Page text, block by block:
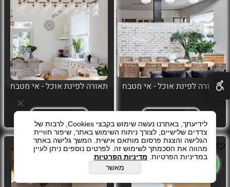
תאורה לפינת אוכל - אי מטבח תאורה לפינת אוכל - אי מטבח
✕
לידיעתך, באתרנו נעשה שימוש בקבצי Cookies, לרבות של
צדדים שלישיים, לצורך ניתוח השימוש באתר, שיפור חוויית
הגלישה והצגת פרסום מותאם אישית. המשך גלישה באתר
מהווה את הסכמתך לשימוש זה. לפרטים נוספים ניתן לעיין
במדיניות הפרטיות. מדיניות הפרטיות
מאשר